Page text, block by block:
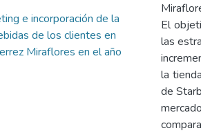
e incorporación de la
de los clientes en
Miraflores en el año
El
las
la
de